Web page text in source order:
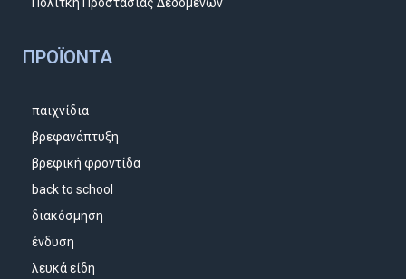
ΠΡΟΪΌΝΤΑ
παιχνίδια
βρεφανάπτυξη
βρεφική φροντίδα
back to school
διακόσμηση
ένδυση
λευκά είδη